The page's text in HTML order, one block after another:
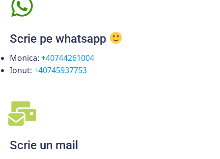
Scrie pe whatsapp
Monica: +40744261004
Ionut: +40745937753
Scrie un mail